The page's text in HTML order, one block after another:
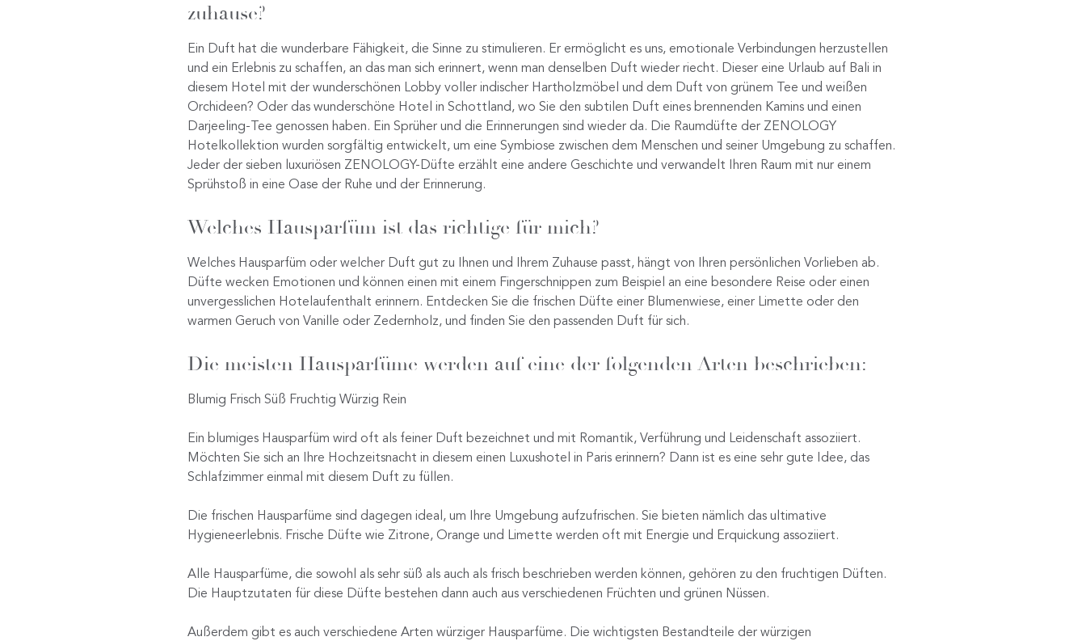
zuhause?
Ein Duft hat die wunderbare Fähigkeit, die Sinne zu stimulieren. Er ermöglicht es uns, emotionale Verbindungen herzustellen
und ein Erlebnis zu schaffen, an das man sich erinnert, wenn man denselben Duft wieder riecht. Dieser eine Urlaub auf Bali in
diesem Hotel mit der wunderschönen Lobby voller indischer Hartholzmöbel und dem Duft von grünem Tee und weißen
Orchideen? Oder das wunderschöne Hotel in Schottland, wo Sie den subtilen Duft eines brennenden Kamins und einen
Darjeeling-Tee genossen haben. Ein Sprüher und die Erinnerungen sind wieder da. Die Raumdüfte der ZENOLOGY
Hotelkollektion wurden sorgfältig entwickelt, um eine Symbiose zwischen dem Menschen und seiner Umgebung zu schaffen.
Jeder der sieben luxuriösen ZENOLOGY-Düfte erzählt eine andere Geschichte und verwandelt Ihren Raum mit nur einem
Sprühstoß in eine Oase der Ruhe und der Erinnerung.
Welches Hausparfüm ist das richtige für mich?
Welches Hausparfüm oder welcher Duft gut zu Ihnen und Ihrem Zuhause passt, hängt von Ihren persönlichen Vorlieben ab.
Düfte wecken Emotionen und können einen mit einem Fingerschnippen zum Beispiel an eine besondere Reise oder einen
unvergesslichen Hotelaufenthalt erinnern. Entdecken Sie die frischen Düfte einer Blumenwiese, einer Limette oder den
warmen Geruch von Vanille oder Zedernholz, und finden Sie den passenden Duft für sich.
Die meisten Hausparfüme werden auf eine der folgenden Arten beschrieben:
Blumig Frisch Süß Fruchtig Würzig Rein
Ein blumiges Hausparfüm wird oft als feiner Duft bezeichnet und mit Romantik, Verführung und Leidenschaft assoziiert.
Möchten Sie sich an Ihre Hochzeitsnacht in diesem einen Luxushotel in Paris erinnern? Dann ist es eine sehr gute Idee, das
Schlafzimmer einmal mit diesem Duft zu füllen.
Die frischen Hausparfüme sind dagegen ideal, um Ihre Umgebung aufzufrischen. Sie bieten nämlich das ultimative
Hygieneerlebnis. Frische Düfte wie Zitrone, Orange und Limette werden oft mit Energie und Erquickung assoziiert.
Alle Hausparfüme, die sowohl als sehr süß als auch als frisch beschrieben werden können, gehören zu den fruchtigen Düften.
Die Hauptzutaten für diese Düfte bestehen dann auch aus verschiedenen Früchten und grünen Nüssen.
Außerdem gibt es auch verschiedene Arten würziger Hausparfüme. Die wichtigsten Bestandteile der würzigen